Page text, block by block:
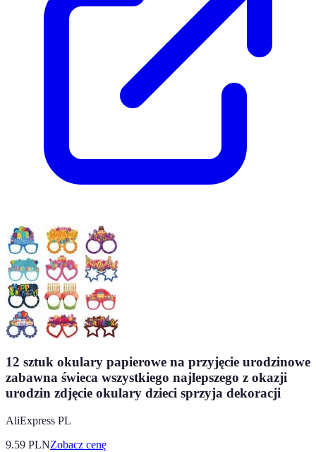
12 sztuk okulary papierowe na przyjęcie urodzinowe
zabawna świeca wszystkiego najlepszego z okazji
urodzin zdjęcie okulary dzieci sprzyja dekoracji
AliExpress PL
9.59 PLNZobacz cenę